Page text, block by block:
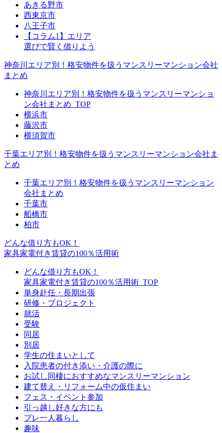
あきる野市
西東京市
八王子市
【コラム1】エリア
選びで賢く借りよう
神奈川エリア別！格安物件を扱うマンスリーマンション会社
まとめ
神奈川エリア別！格安物件を扱うマンスリーマンショ
ン会社まとめ_TOP
横浜市
藤沢市
横須賀市
千葉エリア別！格安物件を扱うマンスリーマンション会社ま
とめ
千葉エリア別！格安物件を扱うマンスリーマンション
会社まとめ
千葉市
船橋市
柏市
どんな借り方もOK！
家具家電付き賃貸の100％活用術
どんな借り方もOK！
家具家電付き賃貸の100％活用術_TOP
単身赴任・長期出張
研修・プロジェクト
就活
受験
同居
別居
学生の住まいとして
入院患者の付き添い・介護の際に
お試し同棲におすすめなマンスリーマンション
建て替え・リフォーム中の仮住まい
フェス・イベント参加
引っ越し好きな方にも
プレ一人暮らし
趣味